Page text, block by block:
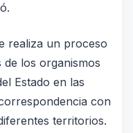
realiza un proceso
los organismos
Estado en las
con
territorios.